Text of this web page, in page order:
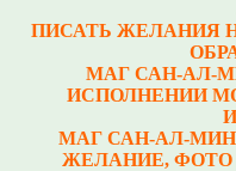
ПИСАТЬ ЖЕЛАНИЯ
МАГ САН-АЛ-
ИСПОЛНЕНИИ
МАГ САН-АЛ-
ЖЕЛАНИЕ,